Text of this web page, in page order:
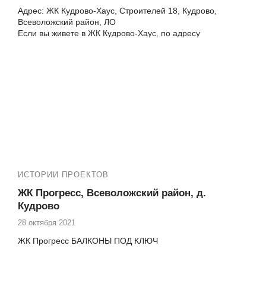
№13860 ЖК Новый Оккервиль Кудрово каштановая
2 ремонт балкона
№13900 ЖК Новый Оккервиль у Сиреневой аллеи
утепление и отделка балкона Кудрово Областная 3
Адрес: ЖК Кудрово-Хаус, Строителей 18, Кудрово,
Всеволожский район, ЛО
Если вы живете в ЖК Кудрово-Хаус, по адресу
ИСТОРИИ ПРОЕКТОВ
ЖК Прогресс, Всеволожский район, д.
Кудрово
28 октября 2021
ЖК Прогресс БАЛКОНЫ ПОД КЛЮЧ